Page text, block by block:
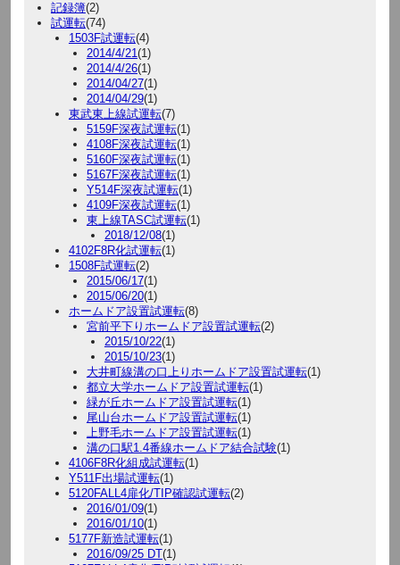
記録簿(2)
試運転(74)
1503F試運転(4)
2014/4/21(1)
2014/4/26(1)
2014/04/27(1)
2014/04/29(1)
東武東上線試運転(7)
5159F深夜試運転(1)
4108F深夜試運転(1)
5160F深夜試運転(1)
5167F深夜試運転(1)
Y514F深夜試運転(1)
4109F深夜試運転(1)
東上線TASC試運転(1)
2018/12/08(1)
4102F8R化試運転(1)
1508F試運転(2)
2015/06/17(1)
2015/06/20(1)
ホームドア設置試運転(8)
宮前平下りホームドア設置試運転(2)
2015/10/22(1)
2015/10/23(1)
大井町線溝の口上りホームドア設置試運転(1)
都立大学ホームドア設置試運転(1)
緑が丘ホームドア設置試運転(1)
尾山台ホームドア設置試運転(1)
上野毛ホームドア設置試運転(1)
溝の口駅1.4番線ホームドア結合試験(1)
4106F8R化組成試運転(1)
Y511F出場試運転(1)
5120FALL4扉化/TIP確認試運転(2)
2016/01/09(1)
2016/01/10(1)
5177F新造試運転(1)
2016/09/25 DT(1)